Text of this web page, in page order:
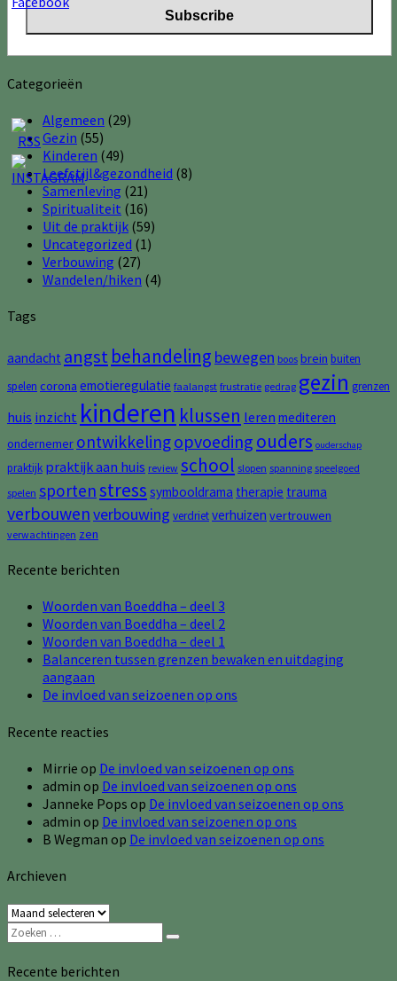
Categorieën
Algemeen (29)
Gezin (55)
Kinderen (49)
Leefstijl&gezondheid (8)
Samenleving (21)
Spiritualiteit (16)
Uit de praktijk (59)
Uncategorized (1)
Verbouwing (27)
Wandelen/hiken (4)
Tags
aandacht angst behandeling bewegen boos brein buiten
spelen corona emotieregulatie faalangst frustratie gedrag gezin grenzen
huis inzicht kinderen klussen leren mediteren
ondernemer ontwikkelingopvoeding ouders ouderschap
praktijk praktijk aan huis review school slopen spanning speelgoed
spelen sportenstress symbooldrama therapie trauma
verbouwenverbouwing verdrietverhuizen vertrouwen
verwachtingen zen
Recente berichten
Woorden van Boeddha – deel 3
Woorden van Boeddha – deel 2
Woorden van Boeddha – deel 1
Balanceren tussen grenzen bewaken en uitdaging
aangaan
De invloed van seizoenen op ons
Recente reacties
Mirrie op De invloed van seizoenen op ons
admin op De invloed van seizoenen op ons
Janneke Pops op De invloed van seizoenen op ons
admin op De invloed van seizoenen op ons
B Wegman op De invloed van seizoenen op ons
Archieven
Archieven
Zoeken
naar:
Zoeken
Recente berichten